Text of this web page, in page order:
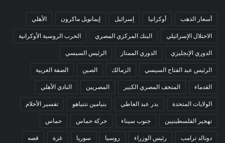
أسعار الذهب أوكرانيا إسرائيل إيمانويل ماكرون الأهلي
الاحتلال الإسرائيلي البنك المركزي المصري الحرب الروسية الأوكرانية
الدوري الإنجليزي الدوري الممتاز الرئيس السيسي
الرئيس عبد الفتاح السيسي الزمالك الصين الضفة الغربية
القدماء المتحف المصري الكبير المصريين النادي الأهلي
الولايات المتحدة بدر عبد العاطي بنيامين نتنياهو تفسير الأحلام
تهجير الفلسطينيين جنوب سيناء حركة حماس حماس
دونالد ترامب رئيس الوزراء روسيا سوريا غزة قصه